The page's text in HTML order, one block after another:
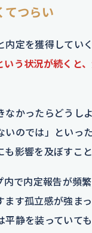
つらい
定を獲得していく
いう状況が続くと
なかったらどうし
いのでは」といっ
影響を及ぼすこと
内で内定報告が頻
ます孤立感が強ま
平静を装っていて